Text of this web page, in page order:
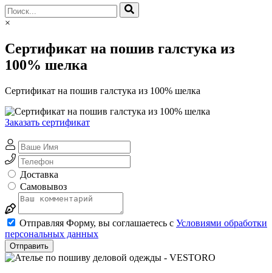
×
Сертификат на пошив галстука из
100% шелка
Сертификат на пошив галстука из 100% шелка
Заказать сертификат
Доставка
Самовывоз
Отправляя Форму, вы соглашаетесь с Условиями обработки
персональных данных
Отправить